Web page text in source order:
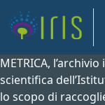
METRICA,
scientifica
lo scopo di